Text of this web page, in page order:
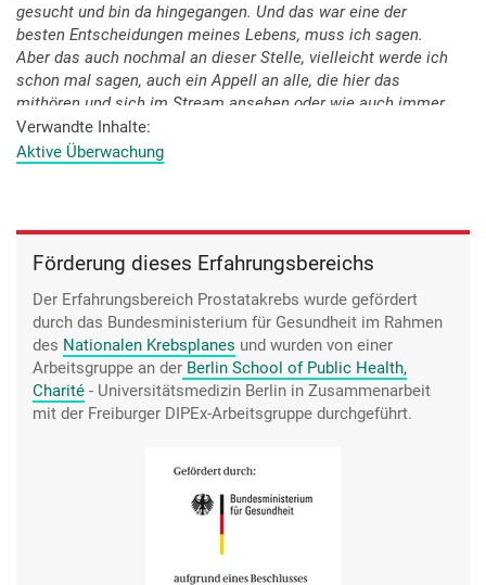
gesucht und bin da hingegangen. Und das war eine der
besten Entscheidungen meines Lebens, muss ich sagen.
Aber das auch nochmal an dieser Stelle, vielleicht werde ich
schon mal sagen, auch ein Appell an alle, die hier das
mithören und sich im Stream ansehen oder wie auch immer.
Ganz, ganz wichtig, sich eine Zweitmeinung einzuholen.
Extrem wichtig.
Verwandte Inhalte
Aktive Überwachung
Förderung dieses Erfahrungsbereichs
Der Erfahrungsbereich Prostatakrebs wurde gefördert
durch das Bundesministerium für Gesundheit im Rahmen
des Nationalen Krebsplanes und wurden von einer
Arbeitsgruppe an der Berlin School of Public Health,
Charité - Universitätsmedizin Berlin in Zusammenarbeit
mit der Freiburger DIPEx-Arbeitsgruppe durchgeführt.